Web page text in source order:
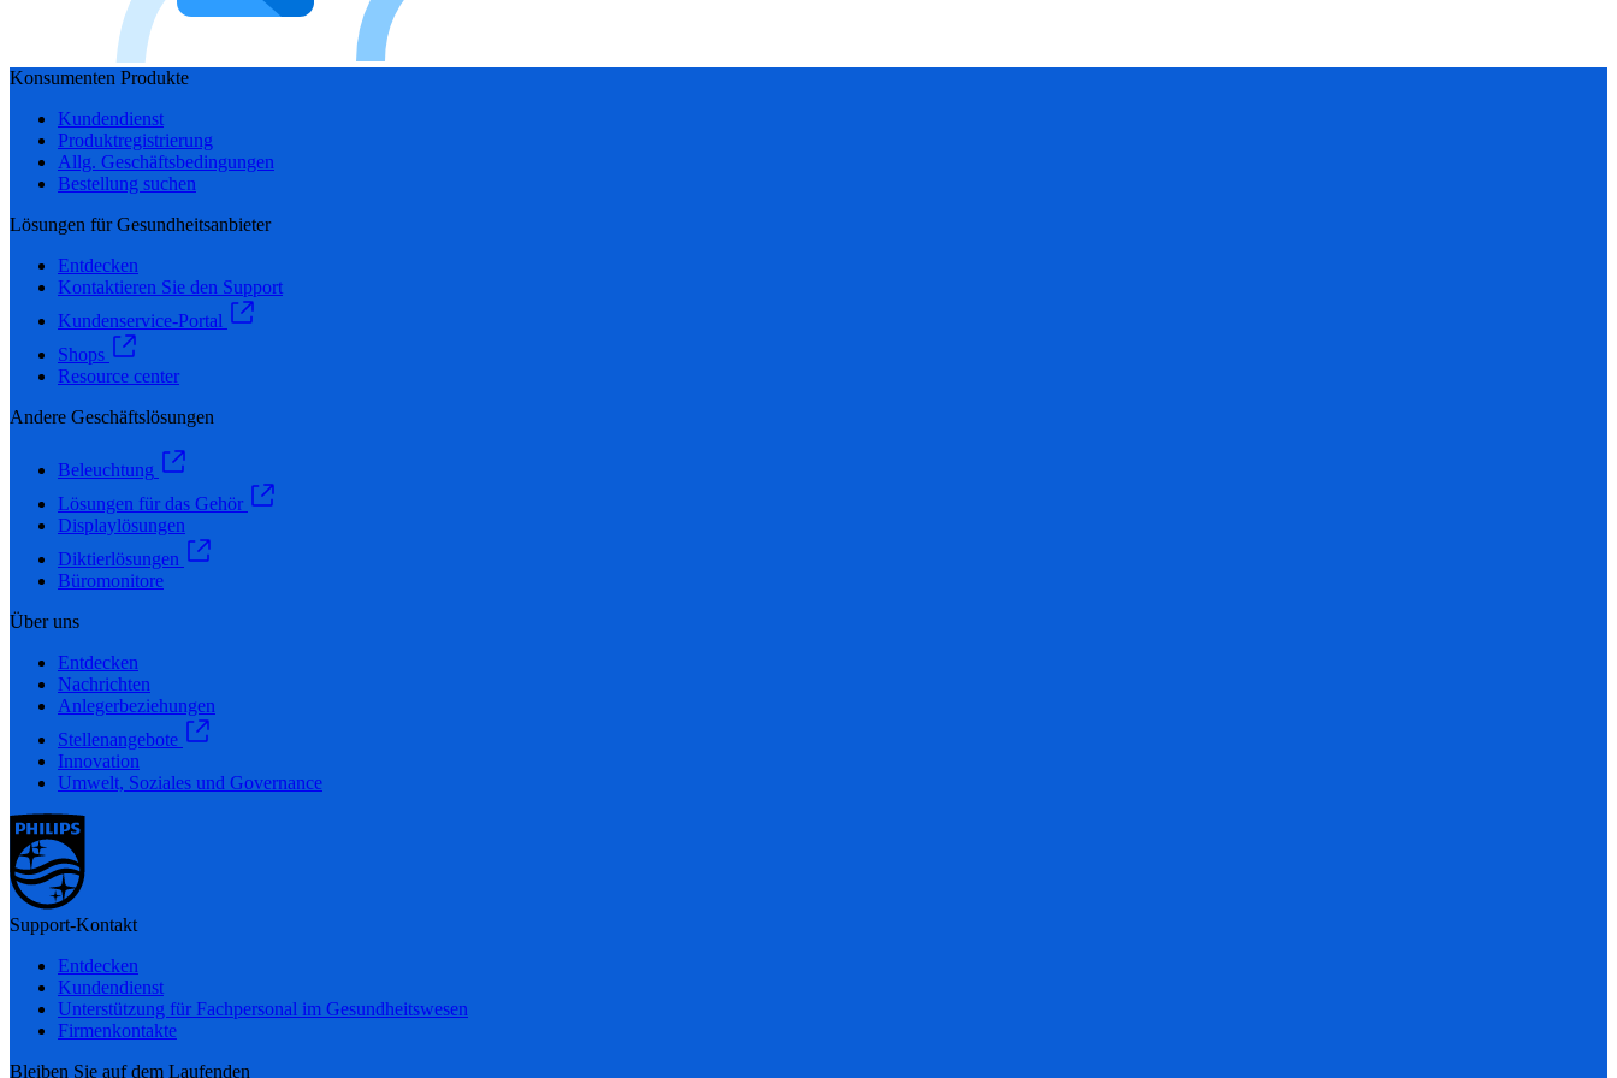
Konsumenten Produkte
Kundendienst
Produktregistrierung
Allg. Geschäftsbedingungen
Bestellung suchen
Lösungen für Gesundheitsanbieter
Entdecken
Kontaktieren Sie den Support
Kundenservice-Portal
Shops
Resource center
Andere Geschäftslösungen
Beleuchtung
Lösungen für das Gehör
Displaylösungen
Diktierlösungen
Büromonitore
Über uns
Entdecken
Nachrichten
Anlegerbeziehungen
Stellenangebote
Innovation
Umwelt, Soziales und Governance
Support-Kontakt
Entdecken
Kundendienst
Unterstützung für Fachpersonal im Gesundheitswesen
Firmenkontakte
Bleiben Sie auf dem Laufenden